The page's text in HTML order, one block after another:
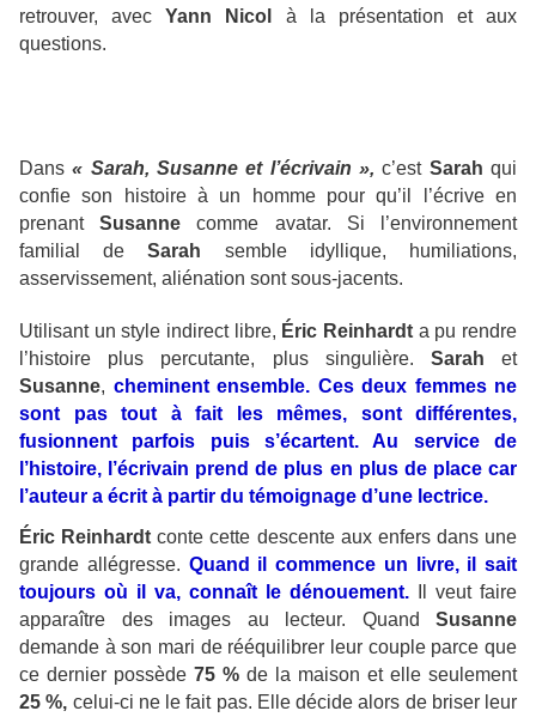
retrouver, avecYann Nicol
à la présentation et aux
questions.
Dans« Sarah, Susanne et l’écrivain », c’est Sarah qui
confie son histoire à un homme pour qu’il l’écrive en
prenantSusanne comme avatar. Si l’environnement
familial deSarah semble idyllique, humiliations,
asservissement, aliénation sont sous-jacents.
Utilisant un style indirect libre, Éric Reinhardt a pu rendre
l’histoire plus percutante, plus singulière. Sarahet
Susanne, cheminent ensemble. Ces deux femmes ne
sont pas tout à fait les mêmes, sont différentes,
fusionnent parfois puis s’écartent. Au service de
l’histoire, l’écrivain prend de plus en plus de place car
l’auteur a écrit à partir du témoignage d’une lectrice.
Éric Reinhardt conte cette descente aux enfers dans une
grande allégresse. Quand il commence un livre, il sait
toujours où il va, connaît le dénouement. Il veut faire
apparaître des images au lecteur. Quand Susanne
demande à son mari de rééquilibrer leur couple parce que
ce dernier possède 75 % de la maison et elle seulement
25 %, celui-ci ne le fait pas. Elle décide alors de briser leur